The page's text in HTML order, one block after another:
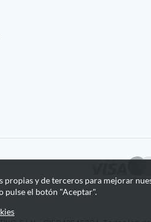
propias y de terceros para mejorar
pulse el botón "Aceptar".